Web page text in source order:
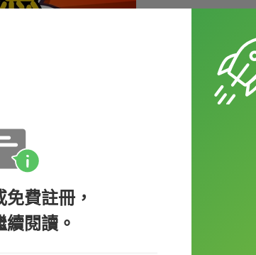
費註冊，
續閱讀。